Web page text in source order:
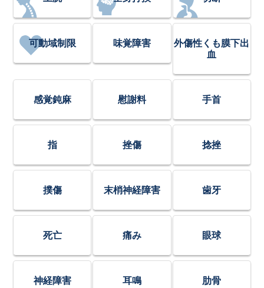
可動域制限 味覚障害
外傷性くも膜下出
血
感覚鈍麻 慰謝料 手首
指 挫傷 捻挫
撲傷 末梢神経障害 歯牙
死亡 痛み 眼球
神経障害 耳鳴 肋骨